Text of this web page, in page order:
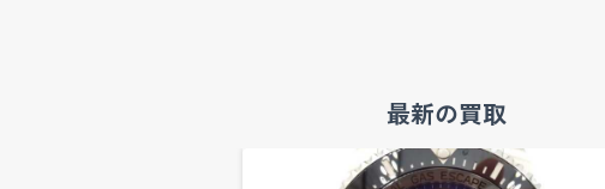
最新の買取